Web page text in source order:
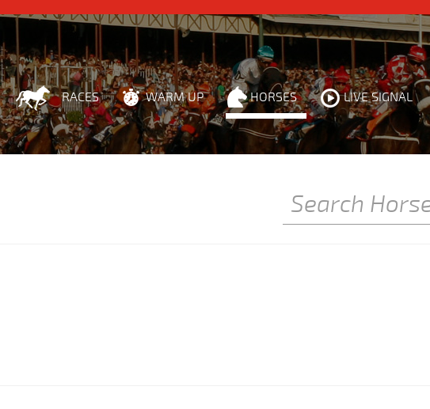
RACES WARM UP HORSES LIVE SIGNAL